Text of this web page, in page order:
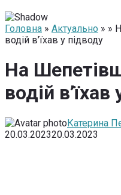
Головна » Актуально » »
водій в’їхав у підводу
На
водій
Катерина
20.03.202320.03.2023